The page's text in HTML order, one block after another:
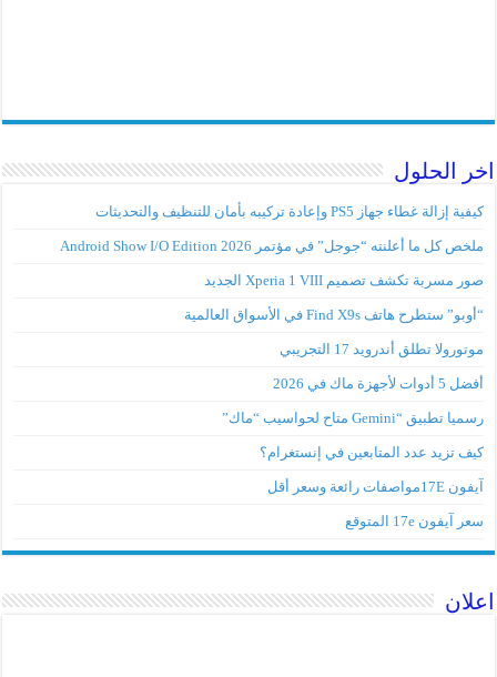
اخر الحلول
كيفية إزالة غطاء جهاز PS5 وإعادة تركيبه بأمان للتنظيف والتحديثات
ملخص كل ما أعلنته “جوجل” في مؤتمر Android Show I/O Edition 2026
صور مسربة تكشف تصميم Xperia 1 VIII الجديد
“أوبو” ستطرح هاتف Find X9s في الأسواق العالمية
موتورولا تطلق أندرويد 17 التجريبي
أفضل 5 أدوات لأجهزة ماك في 2026
رسميا تطبيق “Gemini متاح لحواسيب “ماك”
كيف تزيد عدد المتابعين في إنستغرام؟
آيفون 17Eمواصفات رائعة وسعر أقل
سعر آيفون 17e المتوقع
اعلان